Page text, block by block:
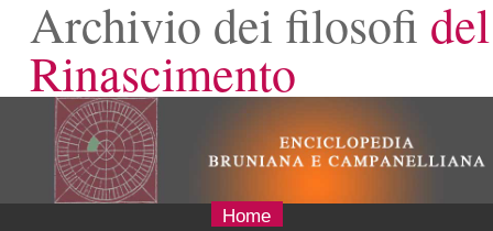
Archivio dei filosofi del
Rinascimento
Home